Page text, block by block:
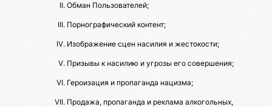
Обман Пользователей;
Порнографический контент;
Изображение сцен насилия и жестокости;
Призывы к насилию и угрозы его совершения;
Героизация и пропаганда нацизма;
Продажа, пропаганда и реклама алкогольных,